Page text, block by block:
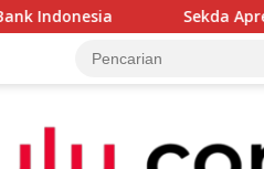
Sekda Apresiasi Inspektorat